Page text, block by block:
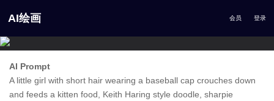
AI绘画 会员 登录
AI Prompt
A little girl with short hair wearing a baseball cap crouches down
and feeds a kitten food, Keith Haring style doodle, sharpie